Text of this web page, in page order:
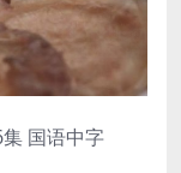
国语中字